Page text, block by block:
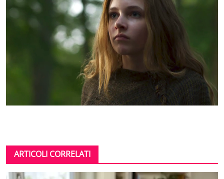
ARTICOLI CORRELATI